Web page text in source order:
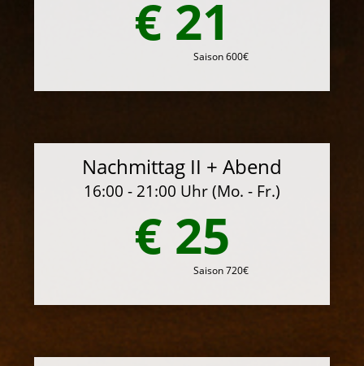
€ 21
Saison 600€
Nachmittag II + Abend
16:00 - 21:00 Uhr (Mo. - Fr.)
€ 25
Saison 720€